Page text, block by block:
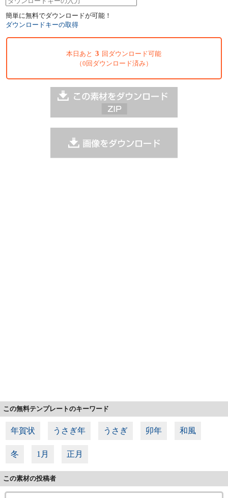
簡単に無料でダウンロードが可能！
ダウンロードキーの取得
本日あと 3 回ダウンロード可能
（0回ダウンロード済み）
この無料テンプレートのキーワード
年賀状 うさぎ年 うさぎ 卯年 和風
冬 1月 正月
この素材の投稿者